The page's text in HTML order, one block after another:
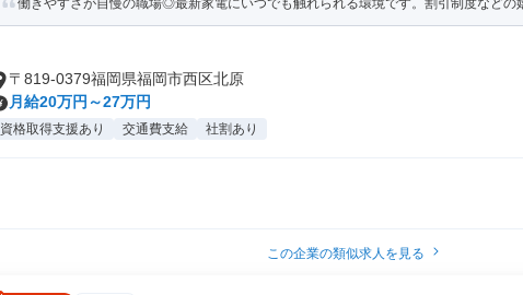
働きやすさが自慢の職場◎最新家電にいつでも触れられる環境です。割引制度などの
〒819-0379福岡県福岡市西区北原
月給20万円～27万円
資格取得支援あり 交通費支給 社割あり
この企業の類似求人を見る